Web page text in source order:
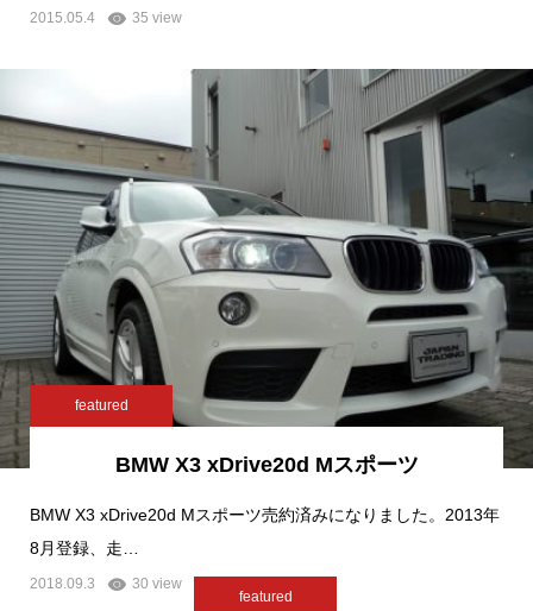
2015.05.4 35 view
featured
BMW X3 xDrive20d Mスポーツ
BMW X3 xDrive20d Mスポーツ売約済みになりました。2013年
8月登録、走…
2018.09.3 30 view
featured